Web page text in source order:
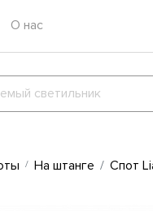
О нас
На штанге Спот